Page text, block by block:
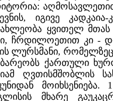
იგივე
ყვითელ მთას
ჩრდილოეთით კი -
ლურსმანი,
ქართული
ღვთისმშობლის
მხარე